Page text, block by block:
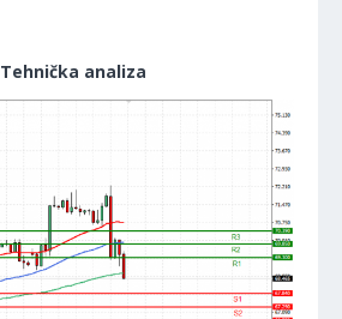
Tehnička analiza